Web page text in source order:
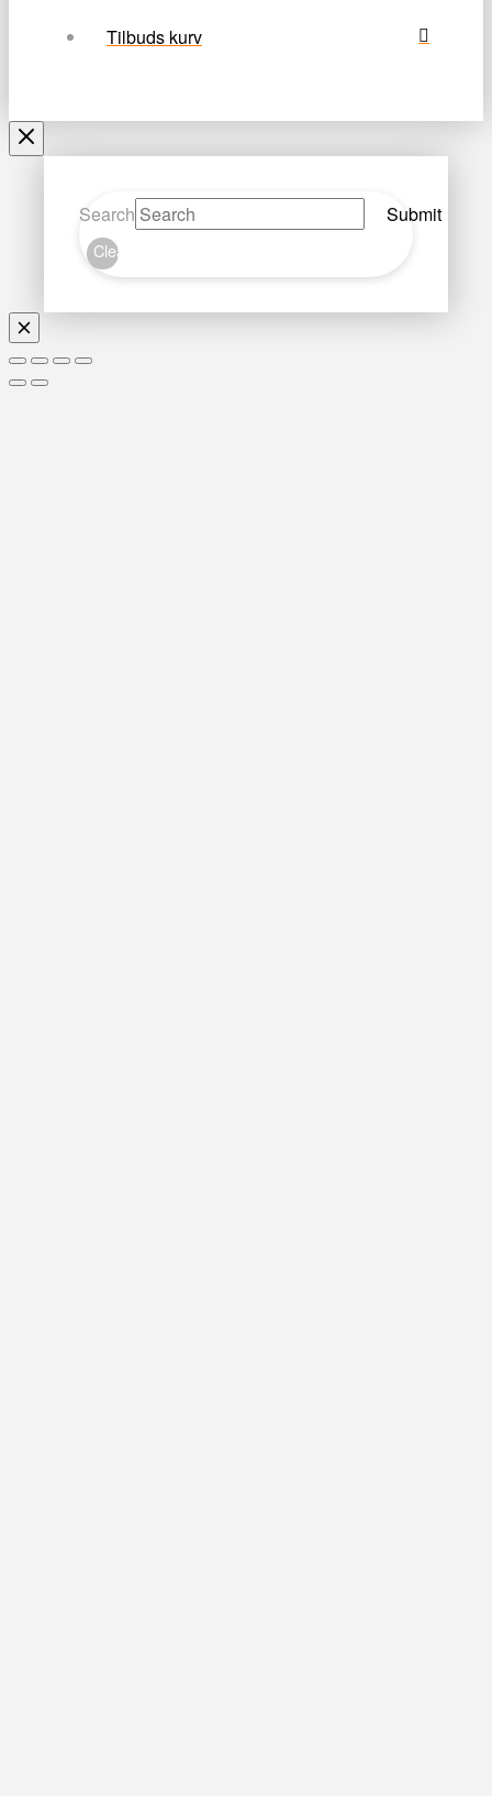
Tilbuds kurv
Search Submit
Clear